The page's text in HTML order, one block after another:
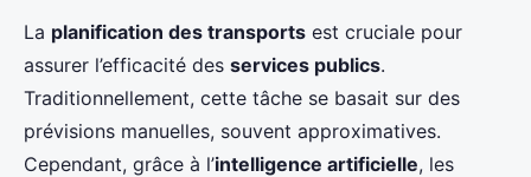
La planification des transports est cruciale pour
assurer l’efficacité des services publics.
Traditionnellement, cette tâche se basait sur des
prévisions manuelles, souvent approximatives.
Cependant, grâce à l’intelligence artificielle, les